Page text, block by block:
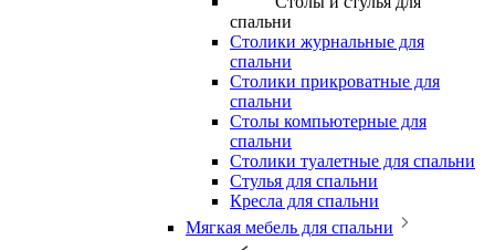
спальни
Столики журнальные для
спальни
Столики прикроватные для
спальни
Столы компьютерные для
спальни
Столики туалетные для спальни
Стулья для спальни
Кресла для спальни
Мягкая мебель для спальни